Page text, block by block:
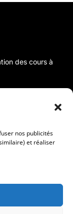
nos publicités
et réaliser
des cours à